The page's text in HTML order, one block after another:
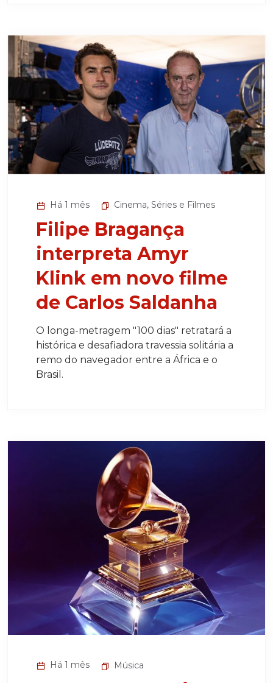
Há 1 mês Cinema, Séries e Filmes
Filipe Bragança
interpreta Amyr
Klink em novo filme
de Carlos Saldanha
O longa-metragem "100 dias" retratará a
histórica e desafiadora travessia solitária a
remo do navegador entre a África e o
Brasil.
Há 1 mês Música